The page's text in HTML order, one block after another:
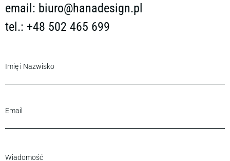
email: biuro@hanadesign.pl
tel.: +48 502 465 699